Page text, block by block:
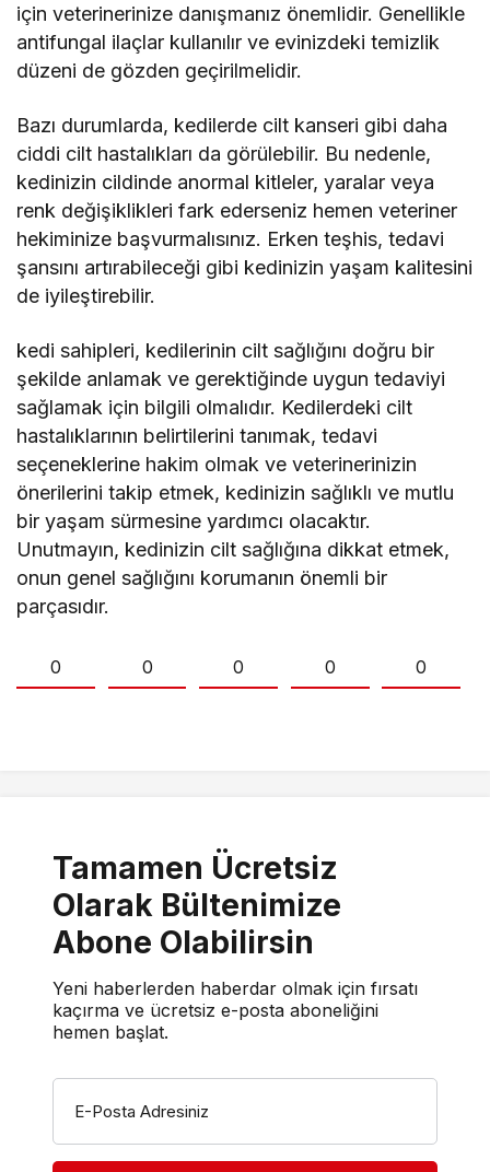
için veterinerinize danışmanız önemlidir. Genellikle
antifungal ilaçlar kullanılır ve evinizdeki temizlik
düzeni de gözden geçirilmelidir.
Bazı durumlarda, kedilerde cilt kanseri gibi daha
ciddi cilt hastalıkları da görülebilir. Bu nedenle,
kedinizin cildinde anormal kitleler, yaralar veya
renk değişiklikleri fark ederseniz hemen veteriner
hekiminize başvurmalısınız. Erken teşhis, tedavi
şansını artırabileceği gibi kedinizin yaşam kalitesini
de iyileştirebilir.
kedi sahipleri, kedilerinin cilt sağlığını doğru bir
şekilde anlamak ve gerektiğinde uygun tedaviyi
sağlamak için bilgili olmalıdır. Kedilerdeki cilt
hastalıklarının belirtilerini tanımak, tedavi
seçeneklerine hakim olmak ve veterinerinizin
önerilerini takip etmek, kedinizin sağlıklı ve mutlu
bir yaşam sürmesine yardımcı olacaktır.
Unutmayın, kedinizin cilt sağlığına dikkat etmek,
onun genel sağlığını korumanın önemli bir
parçasıdır.
0 0 0 0 0
Tamamen Ücretsiz
Olarak Bültenimize
Abone Olabilirsin
Yeni haberlerden haberdar olmak için fırsatı
kaçırma ve ücretsiz e-posta aboneliğini
hemen başlat.
E-Posta Adresiniz